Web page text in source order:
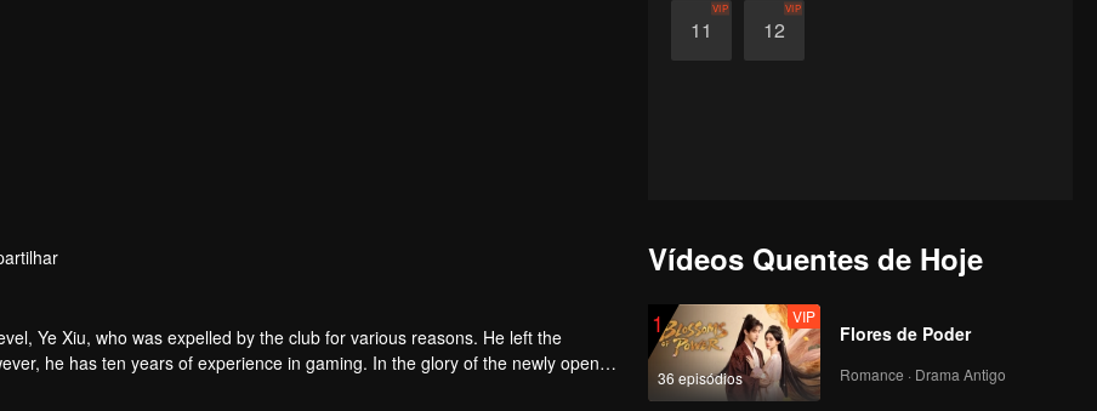
11
VIP
12
VIP
Ye Xiu, who was expelled by the club for various reasons. He left the
he has ten years of experience in gaming. In the glory of the newly opened
unfinished homemade weapon, began to return to the peak.
Vídeos Quentes de Hoje
1
36 episódios
VIP
Flores de Poder
Romance · Drama Antigo